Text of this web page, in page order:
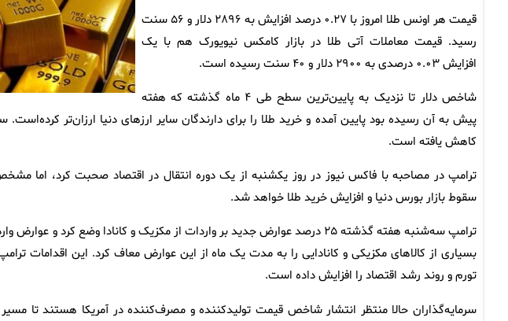
قیمت هر اونس طلا امروز با ۰.۲۷ درصد افزایش به ۲۸۹۶ دلار و ۵۶ سنت
رسید. قیمت معاملات آتی طلا در بازار کامکس نیویورک هم با یک
افزایش ۰.۰۳ درصدی به ۲۹۰۰ دلار و ۴۰ سنت رسیده است.
شاخص دلار تا نزدیک به پایین‌ترین سطح طی ۴ ماه گذشته که هفته
پیش به آن رسیده بود پایین آمده و خرید طلا را برای دارندگان سایر ارزهای دنیا ارزان‌تر کرده‌است.
کاهش یافته است.
ترامپ در مصاحبه با فاکس نیوز در روز یکشنبه از یک دوره انتقال در اقتصاد صحبت کرد، اما
سقوط بازار بورس دنیا و افزایش خرید طلا خواهد شد.
ترامپ سه‌شنبه هفته گذشته ۲۵ درصد عوارض جدید بر واردات از مکزیک و کانادا وضع کرد
بسیاری از کالاهای مکزیکی و کانادایی را به مدت یک ماه از این عوارض معاف کرد. این اقدامات
تورم و روند رشد اقتصاد را افزایش داده است.
سرمایه‌گذاران حالا منتظر انتشار شاخص قیمت تولیدکننده و مصرف‌کننده در آمریکا هستند تا